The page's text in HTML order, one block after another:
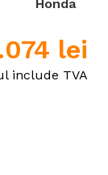
lei
include TVA